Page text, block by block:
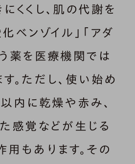
くくし、肌の代謝を
ベンゾイル」「アダ
薬を医療機関では
。ただし、使い始め
内に乾燥や赤み、
感覚などが生じる
もあります。その